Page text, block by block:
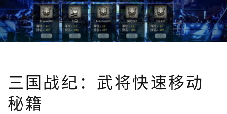
首页 游戏动态 三国战纪：武将快速移动秘籍
三国战纪：武将快速移动
秘籍